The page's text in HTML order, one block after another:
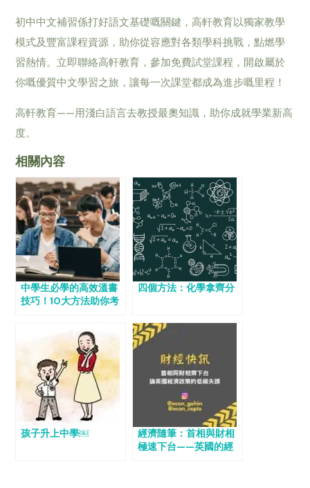
初中中文補習係打好語文基礎嘅關鍵，高軒教育以獨家教學
模式及豐富課程資源，助你從容應對各類學科挑戰，點燃學
習熱情。立即聯絡高軒教育，參加免費試堂課程，開啟屬於
你嘅優質中文學習之旅，讓每一次課堂都成為進步嘅里程！
高軒教育——用淺白語言去教授最奧知識，助你成就學業新高
度。
相關內容
中學生必學的高效溫書
技巧！10大方法助你考
四個方法：化學拿齊分
孩子升上中學￼
經濟隨筆：首相與財相
極速下台——英國的經